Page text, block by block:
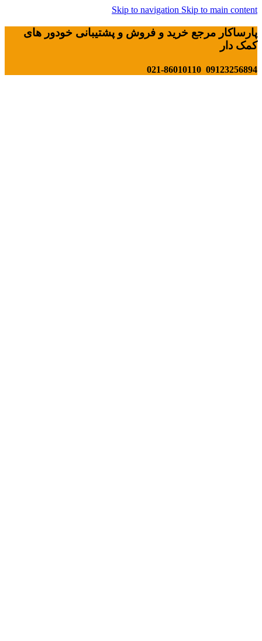
Skip to navigation Skip to main content
پارساکار مرجع خرید و فروش و پشتیبانی خودور های
کمک دار
09123256894 021-86010110